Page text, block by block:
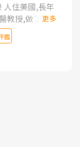
人住美國,長年
教授,做了各種
理徒手治療都
有限,只是壓
響生活品質.
頭症候群專
更多
鑑